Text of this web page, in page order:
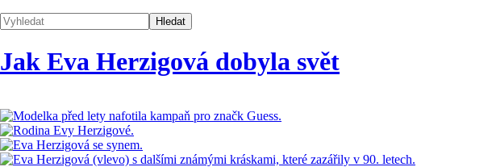
Jak Eva Herzigová dobyla svět